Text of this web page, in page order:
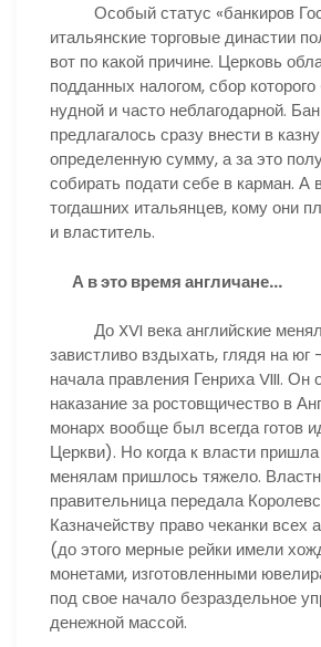
Особый статус «банкиров
итальянские торговые династии
вот по какой причине. Церковь
подданных налогом, сбор
нудной и часто неблагодарной.
предлагалось сразу внести в
определенную сумму, а за это
собирать подати себе в карман. А
тогдашних итальянцев, кому они
и властитель.
А в это время англичане…
До XVI века английские
завистливо вздыхать, глядя на юг
начала правления Генриха VIII. Он
наказание за ростовщичество в
монарх вообще был всегда готов
Церкви). Но когда к власти
менялам пришлось тяжело.
правительница передала
Казначейству право чеканки всех
(до этого мерные рейки имели
монетами, изготовленными
под свое начало безраздельное
денежной массой.